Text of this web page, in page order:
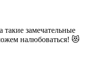
такие замечательные
налюбоваться! 😻